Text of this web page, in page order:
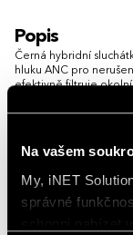
Na vašem
My, iNET
správné
Popis
Černá hybridní
hluku ANC pro
efektivně filtruje okolní
celkovou výdrž až 7
ušních nástavců.
Možnost brandingu: